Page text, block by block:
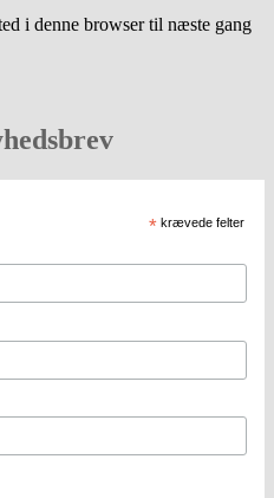
i denne browser til næste gang
* krævede felter